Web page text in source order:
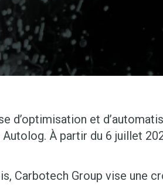
d’optimisation et
À partir du 6 juillet
Carbotech Group vise une